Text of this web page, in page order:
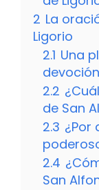
2 La
Ligorio
2.1 Una
devoción
2.2
de San
2.3 ¿Por
2.4
San